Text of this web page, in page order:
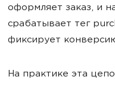
оформляет заказ, и
срабатывает тег
фиксирует
На практике эта